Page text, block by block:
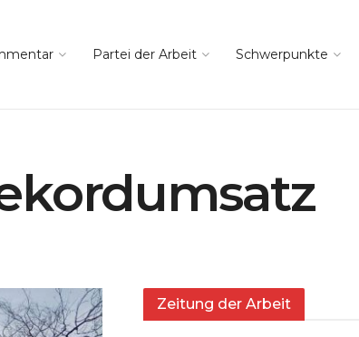
Partei der Arbeit Schwerpunkte
Zeitung der Arbeit